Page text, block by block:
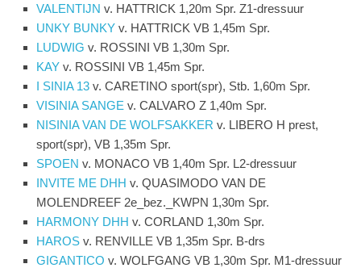
VALENTIJN v. HATTRICK 1,20m Spr. Z1-dressuur
UNKY BUNKY v. HATTRICK VB 1,45m Spr.
LUDWIG v. ROSSINI VB 1,30m Spr.
KAY v. ROSSINI VB 1,45m Spr.
I SINIA 13 v. CARETINO sport(spr), Stb. 1,60m Spr.
VISINIA SANGE v. CALVARO Z 1,40m Spr.
NISINIA VAN DE WOLFSAKKER v. LIBERO H prest,
sport(spr), VB 1,35m Spr.
SPOEN v. MONACO VB 1,40m Spr. L2-dressuur
INVITE ME DHH v. QUASIMODO VAN DE
MOLENDREEF 2e_bez._KWPN 1,30m Spr.
HARMONY DHH v. CORLAND 1,30m Spr.
HAROS v. RENVILLE VB 1,35m Spr. B-drs
GIGANTICO v. WOLFGANG VB 1,30m Spr. M1-dressuur